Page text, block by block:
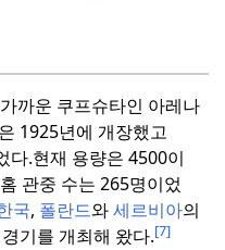
까운 쿠프슈타인 아레나
1925년에 개장했고
다.현재 용량은 4500이
관중 수는 265명이었
국, 폴란드와세르비아의
기를 개최해 왔다.[7]